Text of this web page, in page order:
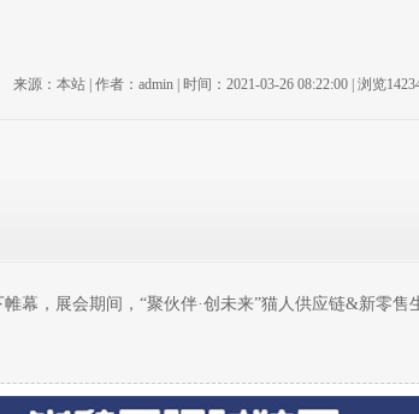
来源：本站 | 作者：admin | 时间：2021-03-26 08:22:00 | 浏览
，展会期间，“聚伙伴·创未来”猫人供应链&新零售